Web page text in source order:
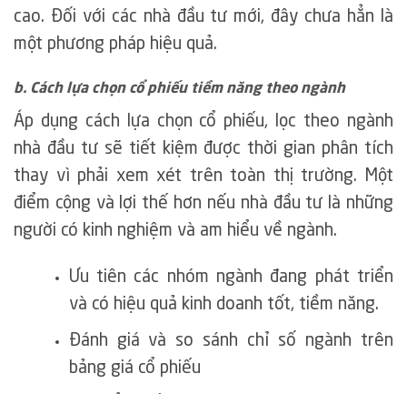
cao. Đối với các nhà đầu tư mới, đây chưa hẳn là
một phương pháp hiệu quả.
b. Cách lựa chọn cổ phiếu tiềm năng theo ngành
Áp dụng cách lựa chọn cổ phiếu, lọc theo ngành
nhà đầu tư sẽ tiết kiệm được thời gian phân tích
thay vì phải xem xét trên toàn thị trường. Một
điểm cộng và lợi thế hơn nếu nhà đầu tư là những
người có kinh nghiệm và am hiểu về ngành.
Ưu tiên các nhóm ngành đang phát triển
và có hiệu quả kinh doanh tốt, tiềm năng.
Đánh giá và so sánh chỉ số ngành trên
bảng giá cổ phiếu